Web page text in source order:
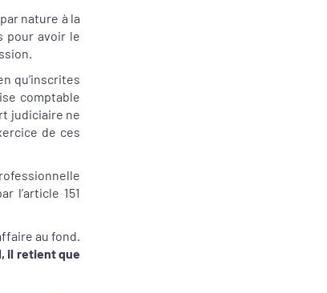
nature à la
pour avoir le
qu’inscrites
comptable
judiciaire ne
de ces
l’article 151
au fond.
il retient que